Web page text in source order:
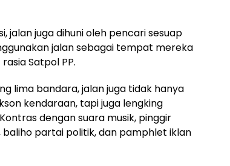
jalan juga dihuni oleh pencari sesuap
jalan sebagai tempat mereka
Satpol PP.
lima bandara, jalan juga tidak hanya
kendaraan, tapi juga lengking
dengan suara musik, pinggir
baliho partai politik, dan pamphlet iklan